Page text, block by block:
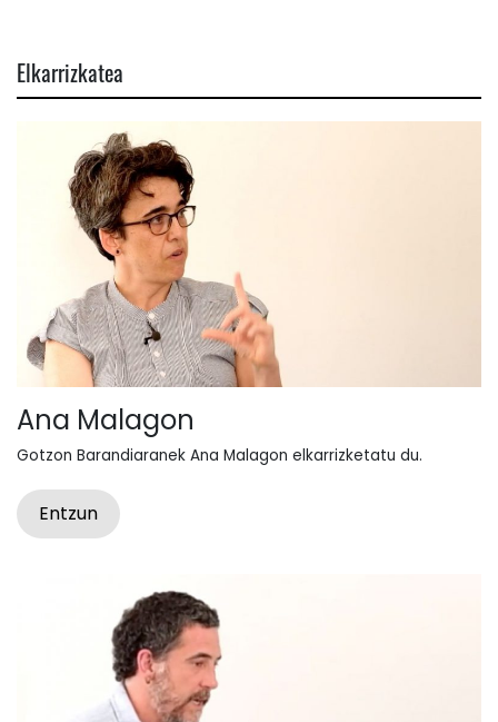
Elkarrizkatea
Ana Malagon
Gotzon Barandiaranek Ana Malagon elkarrizketatu du.
Entzun